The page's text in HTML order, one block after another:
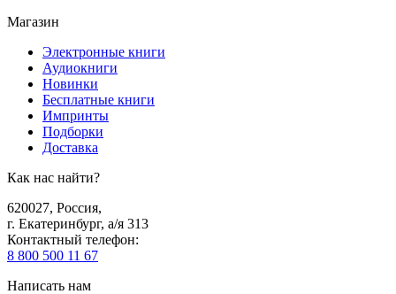
Магазин
Электронные книги
Аудиокниги
Новинки
Бесплатные книги
Импринты
Подборки
Доставка
Как нас найти?
620027, Россия,
г. Екатеринбург, а/я 313
Контактный телефон:
8 800 500 11 67
Написать нам